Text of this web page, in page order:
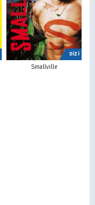
DİZİ
Smallville